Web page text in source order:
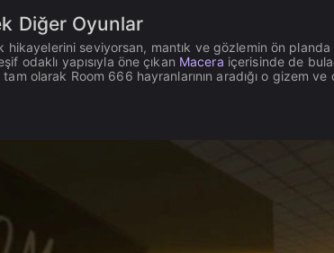
Diğer Oyunlar
hikayelerini seviyorsan, mantık ve gözlemin ön
odaklı yapısıyla öne çıkan Macera içerisinde de
tam olarak Room 666 hayranlarının aradığı o gizem